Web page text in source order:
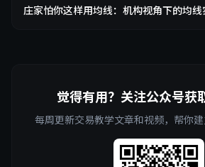
庄家怕你这样用均线：机构视角下的均线
觉得有用？关注公众号获
每周更新交易教学文章和视频，帮你